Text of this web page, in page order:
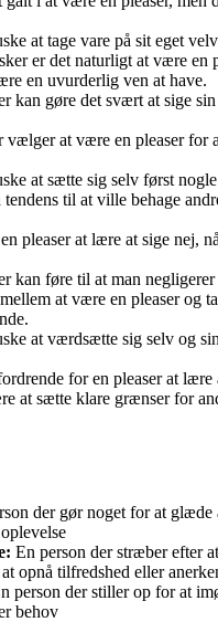
at tage vare på sit eget
er det naturligt at være en
en uvurderlig ven at have.
kan gøre det svært at sige
vælger at være en pleaser for
at sætte sig selv først
tendens til at ville behage
pleaser at lære at sige nej,
kan føre til at man negligerer
at være en pleaser og
at værdsætte sig selv og
for en pleaser at lære
at sætte klare grænser for
der gør noget for at glæde
En person der stræber efter
opnå tilfredshed eller
person der stiller op for at
behov